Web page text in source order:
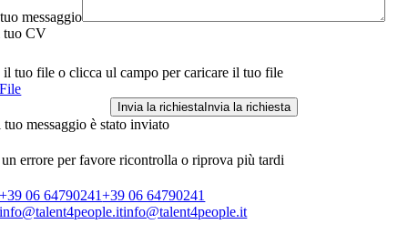
messaggio
tuo CV
il tuo file o clicca ul campo per caricare il tuo file
Invia la richiestaInvia la richiesta
messaggio è stato inviato
un errore per favore ricontrolla o riprova più tardi
+39 06 64790241+39 06 64790241
info@talent4people.itinfo@talent4people.it